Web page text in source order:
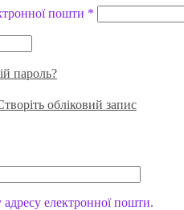
пошти *
пароль?
обліковий запис
електронної пошти.